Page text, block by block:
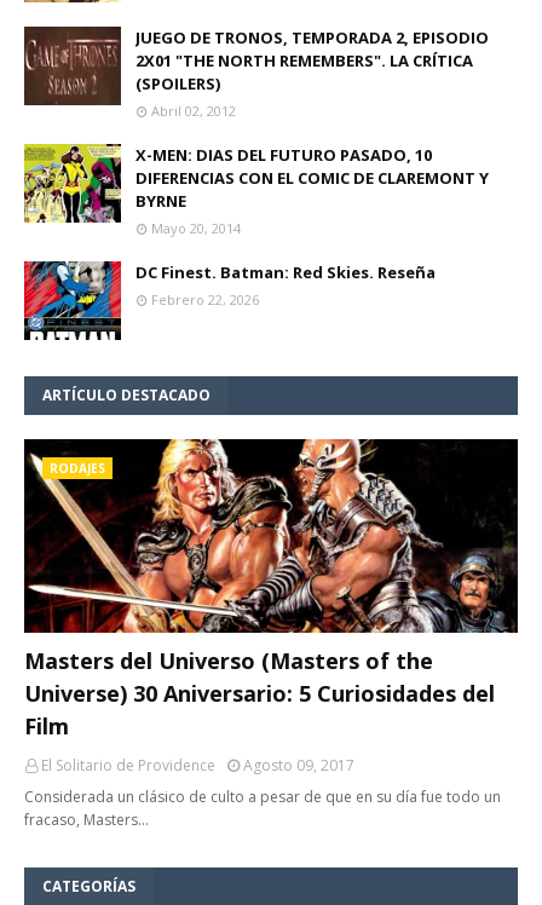
JUEGO DE TRONOS, TEMPORADA 2, EPISODIO
2X01 "THE NORTH REMEMBERS". LA CRÍTICA
(SPOILERS)
Abril 02, 2012
X-MEN: DIAS DEL FUTURO PASADO, 10
DIFERENCIAS CON EL COMIC DE CLAREMONT Y
BYRNE
Mayo 20, 2014
DC Finest. Batman: Red Skies. Reseña
Febrero 22, 2026
ARTÍCULO DESTACADO
RODAJES
Masters del Universo (Masters of the
Universe) 30 Aniversario: 5 Curiosidades del
Film
El Solitario de Providence
Agosto 09, 2017
Considerada un clásico de culto a pesar de que en su día fue todo un
fracaso, Masters…
CATEGORÍAS